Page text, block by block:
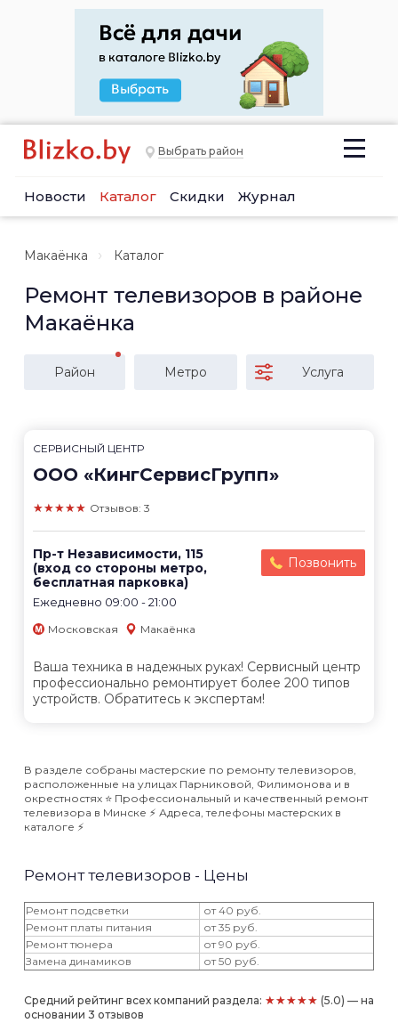
Выбрать район
Новости Каталог Скидки Журнал
Макаёнка Каталог
Ремонт телевизоров в районе
Макаёнка
Район Метро Услуга
СЕРВИСНЫЙ ЦЕНТР
ООО «КингСервисГрупп»
★★★★★ Отзывов: 3
Пр-т Независимости, 115
(вход со стороны метро,
бесплатная парковка)
Ежедневно 09:00 - 21:00
Позвонить
Московская Макаёнка
Ваша техника в надежных руках! Сервисный центр
профессионально ремонтирует более 200 типов
устройств. Обратитесь к экспертам!
В разделе собраны мастерские по ремонту телевизоров,
расположенные на улицах Парниковой, Филимонова и в
окрестностях ⭐️ Профессиональный и качественный ремонт
телевизора в Минске ⚡️ Адреса, телефоны мастерских в
каталоге ⚡️
Ремонт телевизоров - Цены
Ремонт подсветки
от 40 руб.
Ремонт платы питания
от 35 руб.
Ремонт тюнера
от 90 руб.
Замена динамиков
от 50 руб.
Средний рейтинг всех компаний раздела: ★★★★★ (5.0) — на
основании 3 отзывов